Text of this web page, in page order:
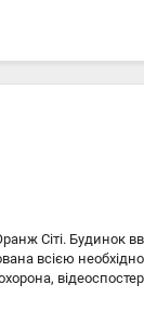
Сіті. Будинок
всією